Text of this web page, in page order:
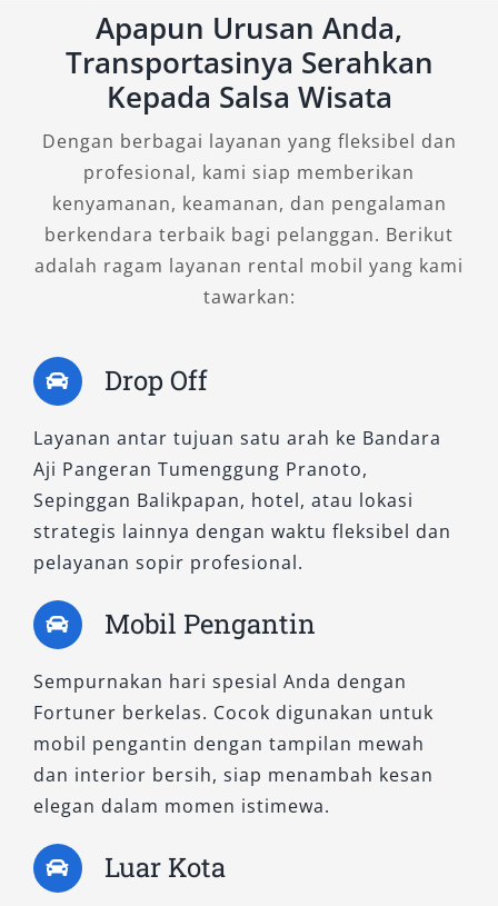
2. Fortuner 2.8 VRZ TSS 4×2 A/T
Model ini menyatukan teknologi dan
kemewahan. Dilengkapi fitur Toyota Safety
Sense, tipe VRZ ini memberikan perlindungan
ekstra untuk perjalanan jarak jauh, terutama
ke Bandara APT Pranoto atau Balikpapan.
Cocok untuk pelanggan yang mengutamakan
kenyamanan sekaligus performa. Tidak hanya
untuk penampilan, tetapi juga menunjang
3. Fortuner 2.7 SRZ 4×2 A/T
Menggunakan mesin bensin 2.7L, varian SRZ
cocok untuk Anda yang ingin pengalaman
berkendara yang halus dan responsif. Desain
eksteriornya modern, sementara interiornya
berkelas. Tipe ini sangat sesuai bagi tamu dari
luar kota yang membutuhkan kendaraan
premium namun tetap praktis, khususnya pada
layanan antar jemput.
B. Tipe Fortuner 4×4 – Tangguh
untuk Medan Ekstrem dan
Perjalanan Khusus
1. Fortuner 2.8 VRZ 4×4 A/T Non RSE
Apapun Urusan Anda,
Transportasinya Serahkan
Kepada Salsa Wisata
Dengan berbagai layanan yang fleksibel dan
profesional, kami siap memberikan
kenyamanan, keamanan, dan pengalaman
berkendara terbaik bagi pelanggan. Berikut
adalah ragam layanan rental mobil yang kami
tawarkan:
Drop Off
Layanan antar tujuan satu arah ke Bandara
Aji Pangeran Tumenggung Pranoto,
Sepinggan Balikpapan, hotel, atau lokasi
strategis lainnya dengan waktu fleksibel dan
pelayanan sopir profesional.
Mobil Pengantin
Sempurnakan hari spesial Anda dengan
Fortuner berkelas. Cocok digunakan untuk
mobil pengantin dengan tampilan mewah
dan interior bersih, siap menambah kesan
elegan dalam momen istimewa.
Luar Kota